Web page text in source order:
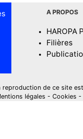
A PROPOS
HAROPA
Filières
reproduction de ce site
légales - Cookies -